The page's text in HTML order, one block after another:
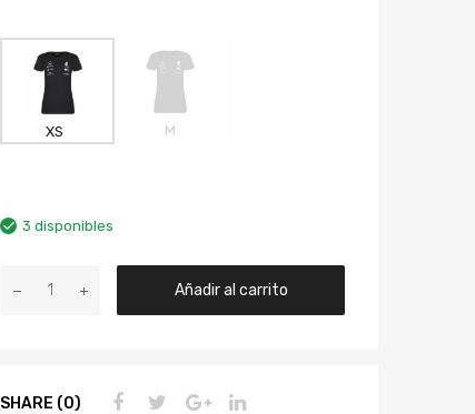
XS M
3 disponibles
Añadir al carrito
SHARE (0)